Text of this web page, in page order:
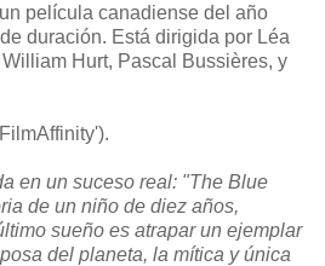
película canadiense del año
duración. Está dirigida por Léa
Hurt, Pascal Bussières, y
en un suceso real: "The Blue
de un niño de diez años,
sueño es atrapar un ejemplar
del planeta, la mítica y única